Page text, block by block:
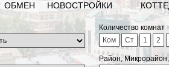
ОБМЕН НОВОСТРОЙКИ
Количество комнат
Ком
Ст 1 2
Район,